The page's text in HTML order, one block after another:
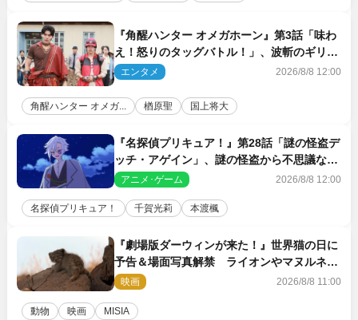
『角醒ハンター オメガホーン』第3話「味わ
え！怒りのタッグバトル！」、波斬のギリコ
がハンターバトルを挑んできた！
エンタメ 2026/8/8 12:00
角醒ハンター オメガ... 楢原聖 国上将大
『名探偵プリキュア！』第28話「謎の怪盗デ
ッチ・アゲイン」、謎の怪盗から不思議な予
告状が届く
アニメ･ゲーム 2026/8/8 12:00
名探偵プリキュア！ 千賀光莉 本渡楓
『劇場版ダーウィンが来た！』世界猫の日に
予告＆場面写真解禁 ライオンやマヌルネコ
の赤ちゃんが大集合
映画 2026/8/8 11:00
動物 映画 MISIA